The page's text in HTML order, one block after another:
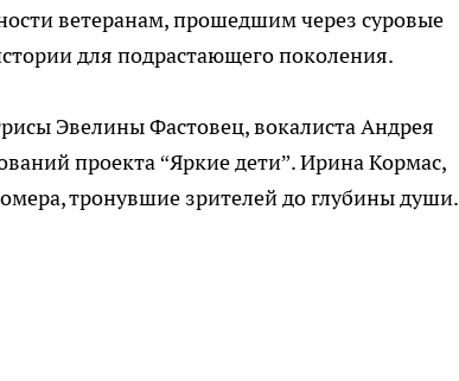
ветеранам, прошедшим через суровые
для подрастающего поколения.
Эвелины Фастовец, вокалиста Андрея
проекта “Яркие дети”. Ирина Кормас,
тронувшие зрителей до глубины души.